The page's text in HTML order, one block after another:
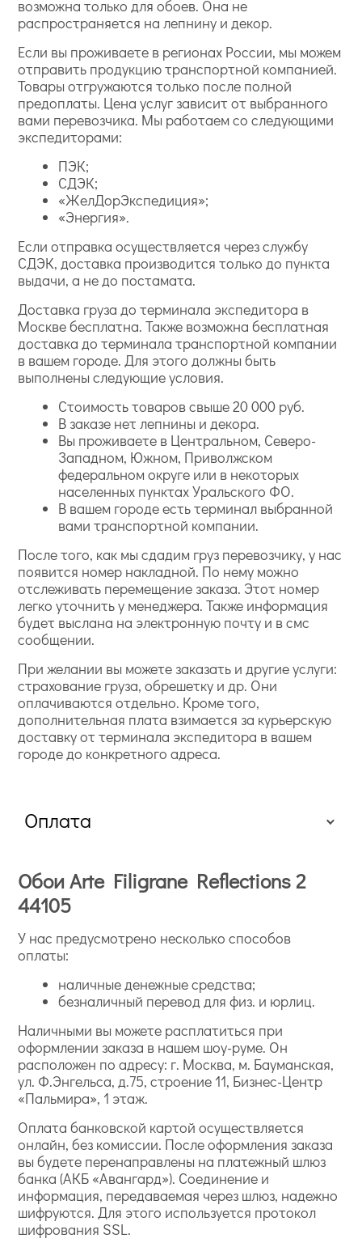
возможна только для обоев. Она не
распространяется на лепнину и декор.
Если вы проживаете в регионах России, мы можем
отправить продукцию транспортной компанией.
Товары отгружаются только после полной
предоплаты. Цена услуг зависит от выбранного
вами перевозчика. Мы работаем со следующими
экспедиторами:
ПЭК;
СДЭК;
«ЖелДорЭкспедиция»;
«Энергия».
Если отправка осуществляется через службу
СДЭК, доставка производится только до пункта
выдачи, а не до постамата.
Доставка груза до терминала экспедитора в
Москве бесплатна. Также возможна бесплатная
доставка до терминала транспортной компании
в вашем городе. Для этого должны быть
выполнены следующие условия.
Стоимость товаров свыше 20 000 руб.
В заказе нет лепнины и декора.
Вы проживаете в Центральном, Северо-
Западном, Южном, Приволжском
федеральном округе или в некоторых
населенных пунктах Уральского ФО.
В вашем городе есть терминал выбранной
вами транспортной компании.
После того, как мы сдадим груз перевозчику, у нас
появится номер накладной. По нему можно
отслеживать перемещение заказа. Этот номер
легко уточнить у менеджера. Также информация
будет выслана на электронную почту и в смс
сообщении.
При желании вы можете заказать и другие услуги:
страхование груза, обрешетку и др. Они
оплачиваются отдельно. Кроме того,
дополнительная плата взимается за курьерскую
доставку от терминала экспедитора в вашем
городе до конкретного адреса.
Оплата
Обои Arte Filigrane Reflections 2
44105
У нас предусмотрено несколько способов
оплаты:
наличные денежные средства;
безналичный перевод для физ. и юрлиц.
Наличными вы можете расплатиться при
оформлении заказа в нашем шоу-руме. Он
расположен по адресу: г. Москва, м. Бауманская,
ул. Ф.Энгельса, д.75, строение 11, Бизнес-Центр
«Пальмира», 1 этаж.
Оплата банковской картой осуществляется
онлайн, без комиссии. После оформления заказа
вы будете перенаправлены на платежный шлюз
банка (АКБ «Авангард»). Соединение и
информация, передаваемая через шлюз, надежно
шифруются. Для этого используется протокол
шифрования SSL.